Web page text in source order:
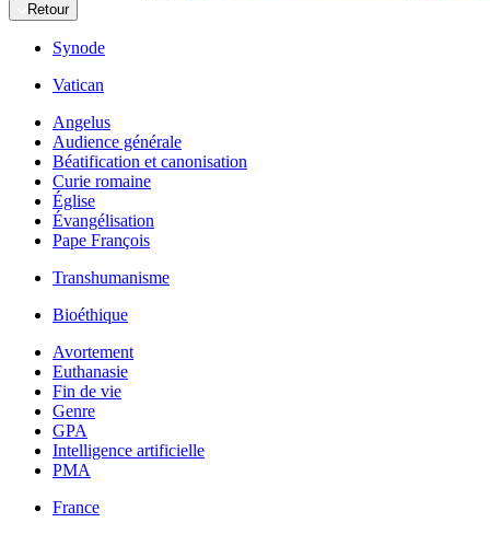
Retour
Synode
Vatican
Angelus
Audience générale
Béatification et canonisation
Curie romaine
Église
Évangélisation
Pape François
Transhumanisme
Bioéthique
Avortement
Euthanasie
Fin de vie
Genre
GPA
Intelligence artificielle
PMA
France